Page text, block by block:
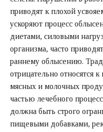
приводят к плохой
ускоряют процесс
диетами, силовыми
организма, часто
раннему облысению.
отрицательно относятся
мясных и молочных
частью лечебного
должна быть строго
пищевыми добавками,